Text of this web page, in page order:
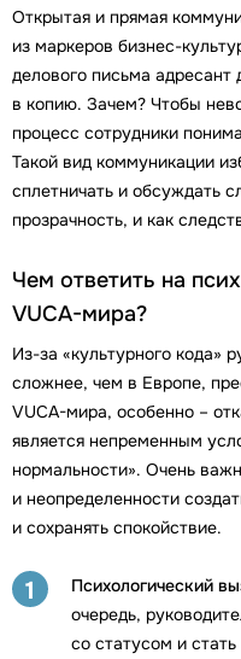
Открытая и прямая
из маркеров бизнес-
делового письма адресант
в копию. Зачем? Чтобы
процесс сотрудники
Такой вид коммуникации
сплетничать и обсуждать
прозрачность, и как
Чем ответить на
VUCA-мира?
Из-за «культурного кода»
сложнее, чем в Европе,
VUCA-мира, особенно –
является непременным
нормальности». Очень
и неопределенности
и сохранять спокойствие.
1 Психологический
очередь,
со статусом и